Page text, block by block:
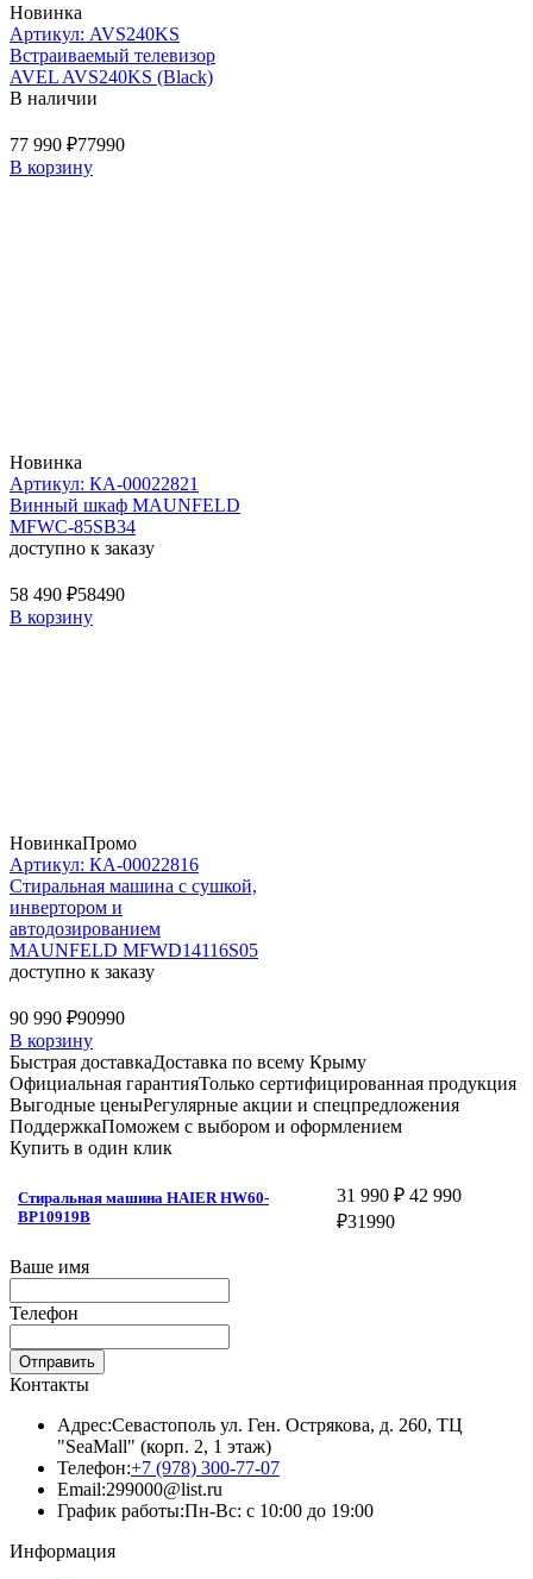
Новинка
Артикул: AVS240KS
Встраиваемый телевизор
AVEL AVS240KS (Black)
В наличии
77 990 ₽77990
В корзину
Новинка
Артикул: КА-00022821
Винный шкаф MAUNFELD
MFWC-85SB34
доступно к заказу
58 490 ₽58490
В корзину
НовинкаПромо
Артикул: КА-00022816
Стиральная машина c сушкой,
инвертором и
автодозированием
MAUNFELD MFWD14116S05
доступно к заказу
90 990 ₽90990
В корзину
Быстрая доставкаДоставка по всему Крыму
Официальная гарантияТолько сертифицированная продукция
Выгодные ценыРегулярные акции и спецпредложения
ПоддержкаПоможем с выбором и оформлением
Купить в один клик
Стиральная машина HAIER HW60-
BP10919B
31 990 ₽ 42 990
₽31990
Ваше имя
Телефон
Отправить
Контакты
Адрес:Севастополь ул. Ген. Острякова, д. 260, ТЦ
"SeaMall" (корп. 2, 1 этаж)
Телефон:+7 (978) 300-77-07
Email:299000@list.ru
График работы:Пн-Вс: с 10:00 до 19:00
Информация